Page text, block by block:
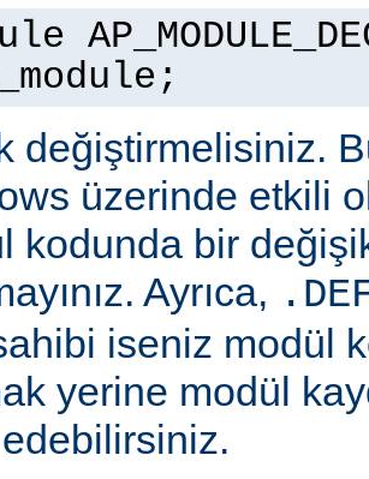
değiştirmelisiniz.
üzerinde etkili
kodunda bir
Ayrıca,
iseniz modül
yerine modül